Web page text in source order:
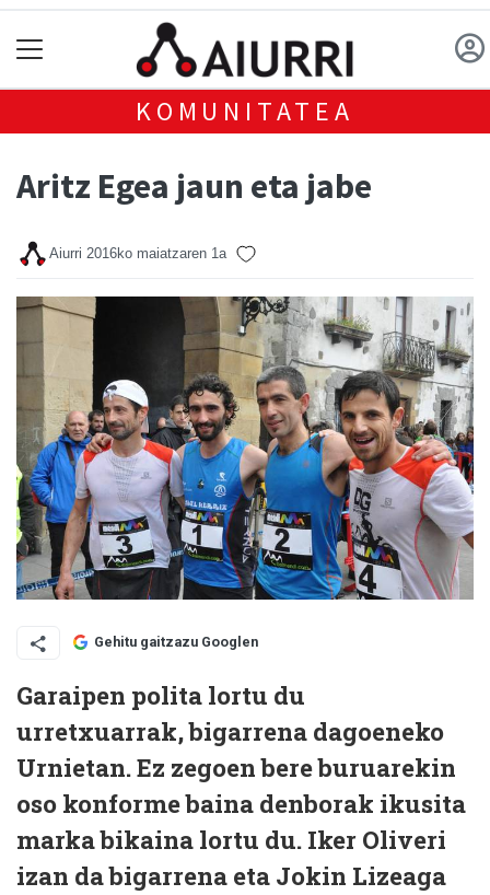
KOMUNITATEA
Aritz Egea jaun eta jabe
Aiurri 2016ko maiatzaren 1a
Gehitu gaitzazu Googlen
Garaipen polita lortu du
urretxuarrak, bigarrena dagoeneko
Urnietan. Ez zegoen bere buruarekin
oso konforme baina denborak ikusita
marka bikaina lortu du. Iker Oliveri
izan da bigarrena eta Jokin Lizeaga